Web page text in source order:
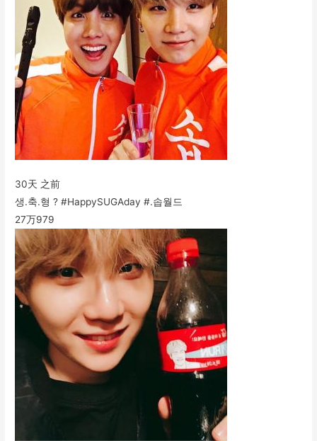
30天 之前
생.축.형 ? #HappySUGAday #.솝월드
27万979